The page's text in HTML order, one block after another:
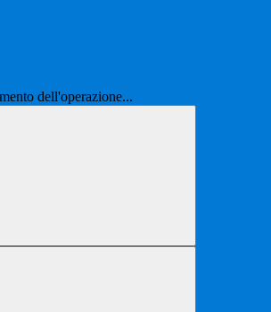
dell'operazione...